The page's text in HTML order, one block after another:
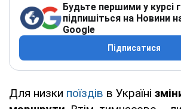
Будьте першими у курсі
підпишіться на Новини
Google
Підписатися
Для низки поїздів в Україні